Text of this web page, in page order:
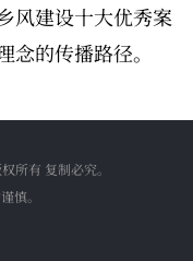
风建设十大优秀案
的传播路径。
有 复制必究。
慎。